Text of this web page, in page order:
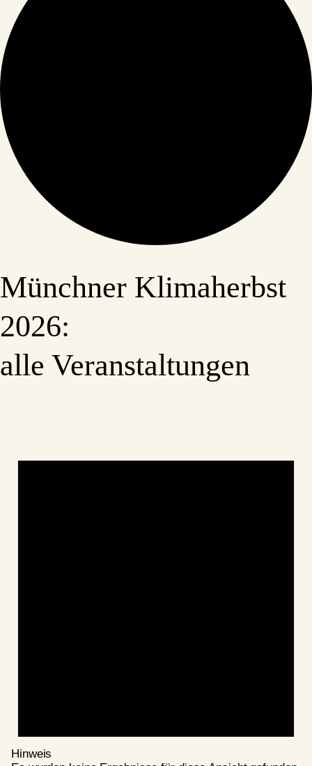
Münchner Klimaherbst
2026:
alle Veranstaltungen
Hinweis